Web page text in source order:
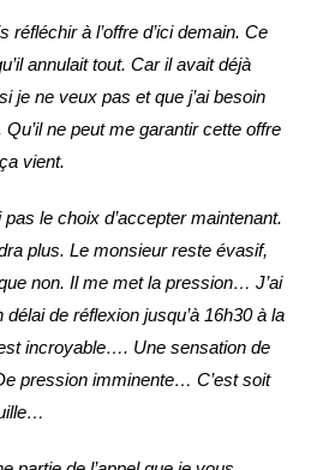
réfléchir à l’offre d’ici demain. Ce
annulait tout. Car il avait déjà
je ne veux pas et que j’ai besoin
ne peut me garantir cette offre
vient.
pas le choix d’accepter maintenant.
plus. Le monsieur reste évasif,
non. Il me met la pression… J’ai
de réflexion jusqu’à 16h30 à la
incroyable…. Une sensation de
pression imminente… C’est soit